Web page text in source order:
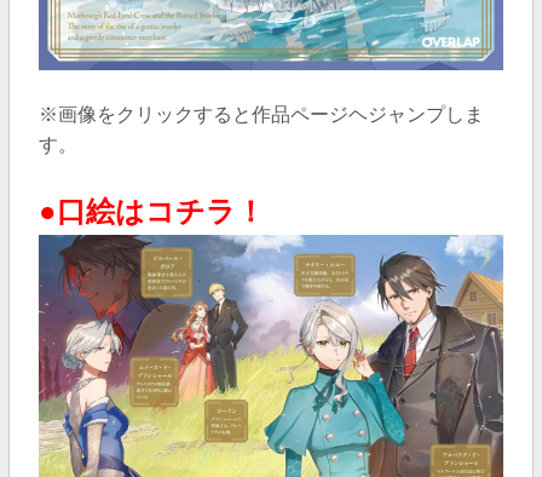
※画像をクリックすると作品ページヘジャンプしま
す。
●口絵はコチラ！